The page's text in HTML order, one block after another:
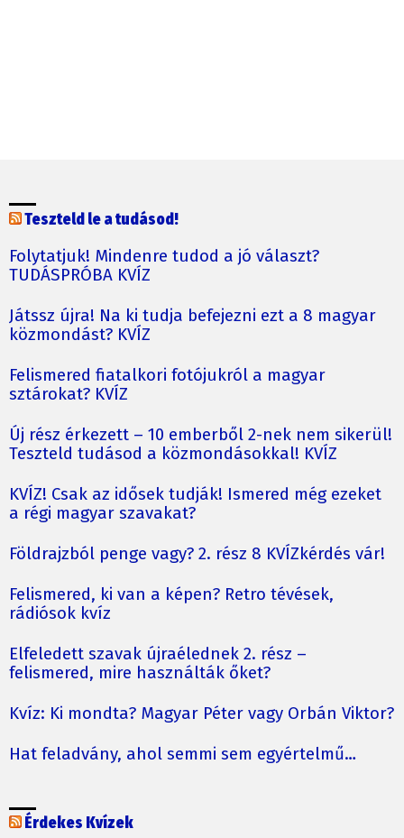
Teszteld le a tudásod!
Folytatjuk! Mindenre tudod a jó választ?
TUDÁSPRÓBA KVÍZ
Játssz újra! Na ki tudja befejezni ezt a 8 magyar
közmondást? KVÍZ
Felismered fiatalkori fotójukról a magyar
sztárokat? KVÍZ
Új rész érkezett – 10 emberből 2-nek nem sikerül!
Teszteld tudásod a közmondásokkal! KVÍZ
KVÍZ! Csak az idősek tudják! Ismered még ezeket
a régi magyar szavakat?
Földrajzból penge vagy? 2. rész 8 KVÍZkérdés vár!
Felismered, ki van a képen? Retro tévések,
rádiósok kvíz
Elfeledett szavak újraélednek 2. rész –
felismered, mire használták őket?
Kvíz: Ki mondta? Magyar Péter vagy Orbán Viktor?
Hat feladvány, ahol semmi sem egyértelmű…
Érdekes Kvízek